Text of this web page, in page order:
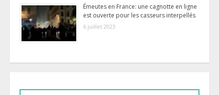
Émeutes en France: une cagnotte en ligne
est ouverte pour les casseurs interpellés
6 juillet 2023